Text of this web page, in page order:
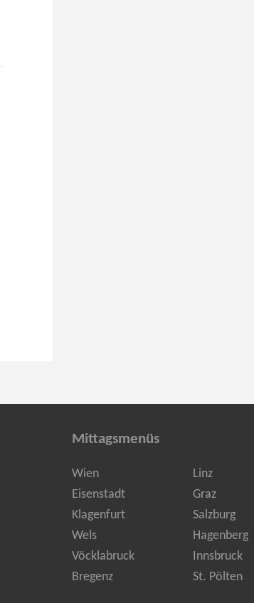
Mittagsmenüs
Wien
Linz
Eisenstadt
Graz
Klagenfurt
Salzburg
Wels
Hagenberg
Vöcklabruck
Innsbruck
Bregenz
St. Pölten